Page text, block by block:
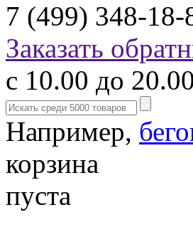
7 (499) 348-18-
Заказать
с 10.00 до
Например,
корзина
пуста